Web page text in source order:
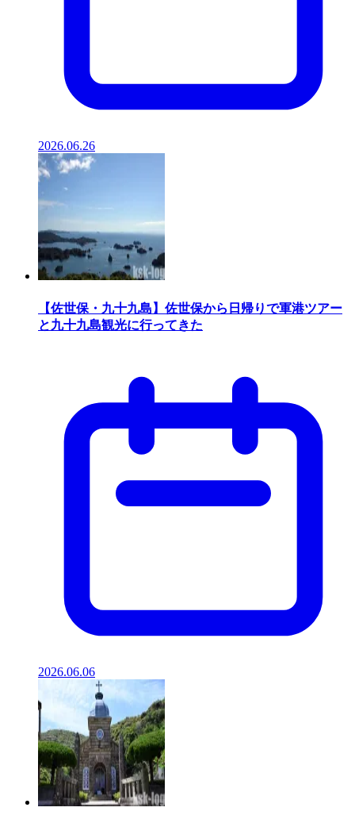
2026.06.26
【佐世保・九十九島】佐世保から日帰りで軍港ツアー
と九十九島観光に行ってきた
2026.06.06